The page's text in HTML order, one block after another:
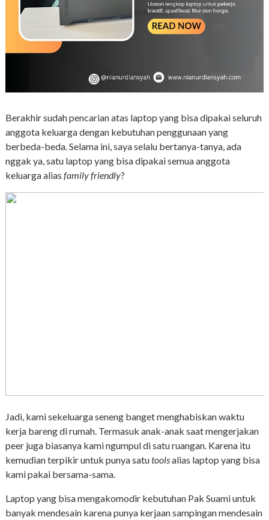
Berakhir sudah pencarian atas laptop yang bisa dipakai seluruh
anggota keluarga dengan kebutuhan penggunaan yang
berbeda-beda. Selama ini, saya selalu bertanya-tanya, ada
nggak ya, satu laptop yang bisa dipakai semua anggota
keluarga alias family friendly?
Jadi, kami sekeluarga seneng banget menghabiskan waktu
kerja bareng di rumah. Termasuk anak-anak saat mengerjakan
peer juga biasanya kami ngumpul di satu ruangan. Karena itu
kemudian terpikir untuk punya satutoolsalias laptop yang bisa
kami pakai bersama-sama.
Laptop yang bisa mengakomodir kebutuhan Pak Suami untuk
banyak mendesain karena punya kerjaan sampingan mendesain